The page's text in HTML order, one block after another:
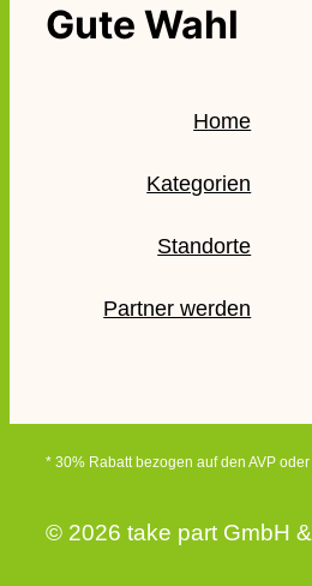
Gute Wahl
Home
Kategorien
Standorte
Partner werden
* 30% Rabatt bezogen auf den AVP
© 2026 take part GmbH